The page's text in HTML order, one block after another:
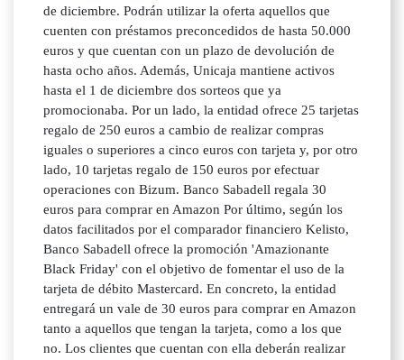
de diciembre. Podrán utilizar la oferta aquellos que
cuenten con préstamos preconcedidos de hasta 50.000
euros y que cuentan con un plazo de devolución de
hasta ocho años. Además, Unicaja mantiene activos
hasta el 1 de diciembre dos sorteos que ya
promocionaba. Por un lado, la entidad ofrece 25 tarjetas
regalo de 250 euros a cambio de realizar compras
iguales o superiores a cinco euros con tarjeta y, por otro
lado, 10 tarjetas regalo de 150 euros por efectuar
operaciones con Bizum. Banco Sabadell regala 30
euros para comprar en Amazon Por último, según los
datos facilitados por el comparador financiero Kelisto,
Banco Sabadell ofrece la promoción 'Amazionante
Black Friday' con el objetivo de fomentar el uso de la
tarjeta de débito Mastercard. En concreto, la entidad
entregará un vale de 30 euros para comprar en Amazon
tanto a aquellos que tengan la tarjeta, como a los que
no. Los clientes que cuentan con ella deberán realizar